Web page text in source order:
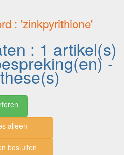
: 'zinkpyrithione'
: 1 artikel(s)
-
alleen
besluiten